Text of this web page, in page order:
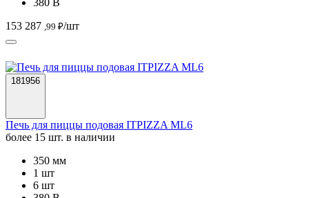
153 287 ,99 ₽/шт
181956
Печь для пиццы подовая ITPIZZA ML6
более 15 шт. в наличии
350 мм
1 шт
6 шт